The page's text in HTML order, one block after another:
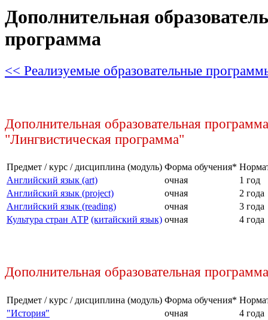
Дополнительная
программа
<< Реализуемые образовательные
Дополнительная образовательная программа
"Лингвистическая программа"
Предмет / курс / дисциплина (модуль) Форма обучения*
Английский язык (art)
очная
1 год
Английский язык (project)
очная
2 года
Английский язык (reading)
очная
3 года
Культура стран АТР (китайский язык) очная 4 года
Дополнительная образовательная
Предмет / курс / дисциплина (модуль) Форма обучения*
"История"
очная
4 года